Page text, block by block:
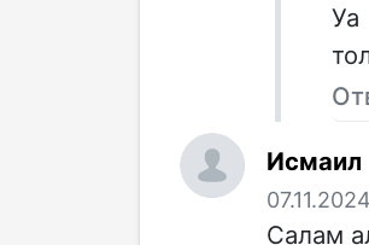
Исмаил
Салам